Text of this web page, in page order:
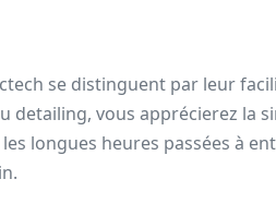
se distinguent par leur
detailing, vous apprécierez la
longues heures passées à